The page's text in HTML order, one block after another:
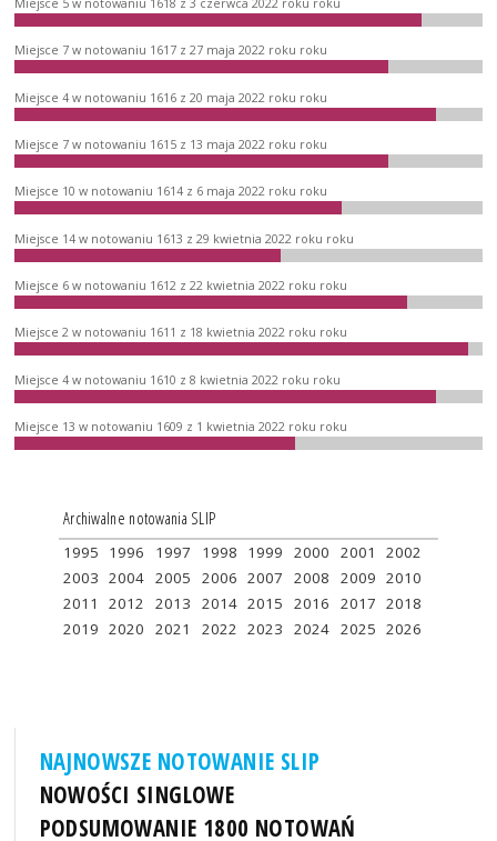
Miejsce 5 w notowaniu 1618 z 3 czerwca 2022 roku roku
Miejsce 7 w notowaniu 1617 z 27 maja 2022 roku roku
Miejsce 4 w notowaniu 1616 z 20 maja 2022 roku roku
Miejsce 7 w notowaniu 1615 z 13 maja 2022 roku roku
Miejsce 10 w notowaniu 1614 z 6 maja 2022 roku roku
Miejsce 14 w notowaniu 1613 z 29 kwietnia 2022 roku roku
Miejsce 6 w notowaniu 1612 z 22 kwietnia 2022 roku roku
Miejsce 2 w notowaniu 1611 z 18 kwietnia 2022 roku roku
Miejsce 4 w notowaniu 1610 z 8 kwietnia 2022 roku roku
Miejsce 13 w notowaniu 1609 z 1 kwietnia 2022 roku roku
Archiwalne notowania SLIP
1995 1996 1997 1998 1999 2000 2001
2002
2003 2004 2005 2006 2007 2008 2009 2010
2011
2012 2013 2014 2015 2016 2017 2018
2019 2020 2021 2022 2023 2024 2025 2026
NAJNOWSZE NOTOWANIE SLIP
NOWOŚCI SINGLOWE
PODSUMOWANIE 1800 NOTOWAŃ